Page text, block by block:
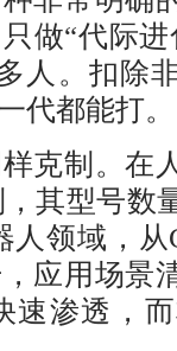
做“代际
人。扣除
代都能打。
制。在
其型号数
领域，从
应用场景
速渗透，